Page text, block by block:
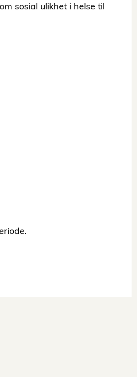
sosial ulikhet i helse til